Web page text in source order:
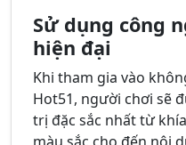
Sử dụng công
hiện đại
Khi tham gia vào
Hot51, người chơi sẽ
trị đặc sắc nhất từ